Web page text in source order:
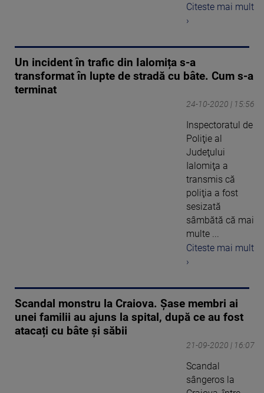
Citeste mai mult
›
Un incident în trafic din Ialomița s-a
transformat în lupte de stradă cu bâte. Cum s-a
terminat
24-10-2020 | 15:56
Inspectoratul de
Poliţie al
Judeţului
Ialomiţa a
transmis că
poliţia a fost
sesizată
sâmbătă că mai
multe ...
Citeste mai mult
›
Scandal monstru la Craiova. Șase membri ai
unei familii au ajuns la spital, după ce au fost
atacați cu bâte și săbii
21-09-2020 | 16:07
Scandal
sângeros la